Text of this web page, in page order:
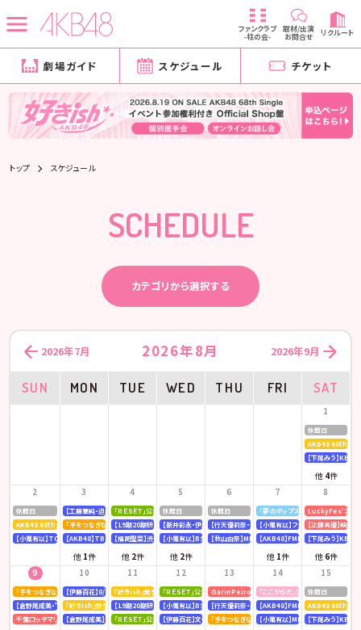
ファンクラブ
-柱の会-
取材/出演
お問合せ リクルート
劇場ガイド スケジュール チケット
トップ スケジュール
SCHEDULE
カテゴリから選択する
2026年8月
2026年7月 2026年9月
SUN MON TUE WED THU FRI SAT
休館日
AKB48 68thシン
【下尾みう】
他 4件
1
休館日
AKB48 68thシングル OS盤 【個別握手会】 @パシフィコ横浜
【小栗有以】TOKYOMX「MXグランプリ2026～異端芸人決定戦～」
2
【工藤華純・迫由芽実】大分合同新聞
「手をつなぎながら」公演
【AKB48】TBS「CDTV ライブ! ライブ!」
他 1件
3
「ＲＥＳＥＴ」公演
【19期20期研究生】SHOWROOM「AKB48研究生パレット 〜多彩な魅力をお届け〜」
【福岡聖菜】渋谷クロスFM「AKB48福岡聖菜の あなたに福を届けますらじお☆」
他 2件
4
休館日
【新井彩永・伊藤百花】文化放送「矢吹奈子のレコメン！」
【小栗有以】BSテレ東「ドライな同期の溺愛癖」
他 2件
5
休館日
【行天優莉奈・新井彩永】ラジオNIKKEI「虎ノ門 トレ
【秋山由奈】MBSラジオ「アッパレやってまーす！」
6
「夢のポップスター」公演
【小栗有以】フジテレビ「全力！脱力タ
【AKB48】FMFUJI「AKB48の
他 1件
7
LuckyFes’26
【正鋳真優】映画
【下尾みう】
他 6件
8
「手をつなぎながら」公演
【倉野尾成美・下尾みう・工藤華純・山口結愛】LOVE FM「AKB48九州放送部！」
千葉ロッテマリーンズ「BLACK SUMMER WEEK supported by クーリッシュ」
9
【伊藤百花】8/10(月)発売「mini 9月号」
『好きish』発売記念 リミスタインターネットサイン会
【倉野尾成美】KBCラジオ「下町やぶさか診療所」
10
『好きish』発売記念 リミスタインターネットサイン会
【19期20期研究生】SHOWROOM「AKB48研究生パレット 〜多彩な魅力をお届け〜」
「ＲＥＳＥＴ」公演
11
「ＲＥＳＥＴ」公演
【小栗有以】BSテレ東「ドライな同期の溺愛癖」
【伊藤百花】文化放送「AKB48伊藤百花のひと“花”咲かせたいっ！」
12
GarinPeiro FES 『THE ROOTS 2026』
【行天優莉奈・新井彩永】ラジオNIKKEI「虎ノ門 トレ
「手をつなぎながら」公演
13
「ここからだ」公演
【AKB48】FMFUJI「AKB48の
【小栗有以】MBSテレビ「深夜の爆
14
休館日
AKB48 68thシン
【下尾みう】
15